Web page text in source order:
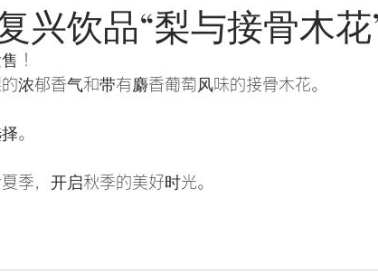
兴饮品“梨与接骨木花
！
浓郁香气和带有麝香葡萄风味的接骨木花。
。
季，开启秋季的美好时光。